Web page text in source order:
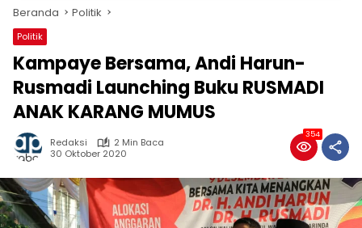
Beranda Politik
Politik
Kampaye Bersama, Andi Harun-
Rusmadi Launching Buku RUSMADI
ANAK KARANG MUMUS
Redaksi
2 Min Baca
30 Oktober 2020
354